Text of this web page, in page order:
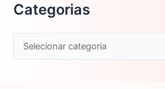
Categorias